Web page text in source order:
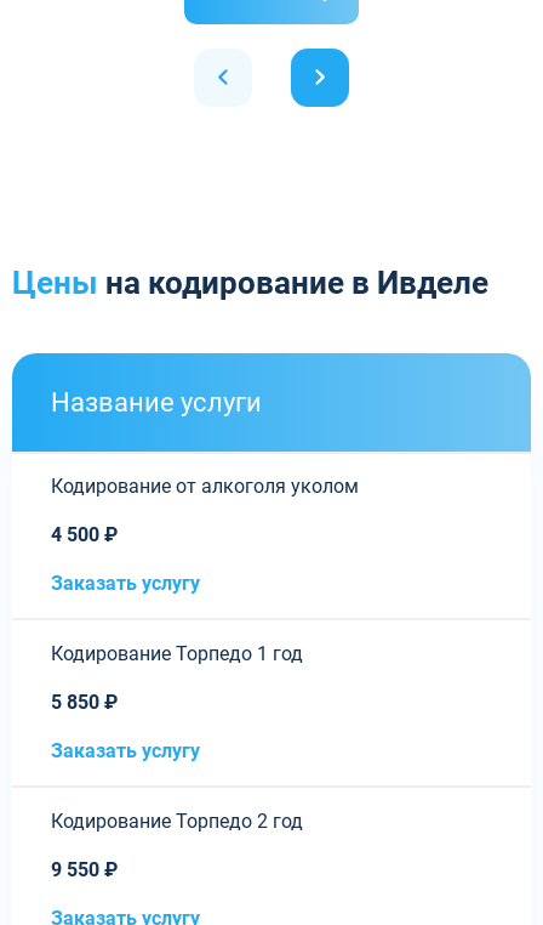
Цены на кодирование в Ивделе
Название услуги
Кодирование от алкоголя уколом
4 500 ₽
Заказать услугу
Кодирование Торпедо 1 год
5 850 ₽
Заказать услугу
Кодирование Торпедо 2 год
9 550 ₽
Заказать услугу